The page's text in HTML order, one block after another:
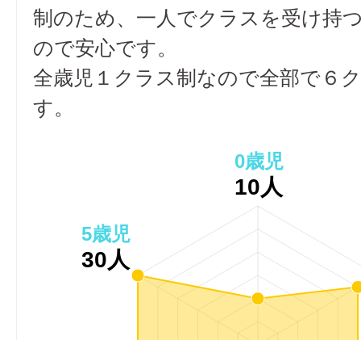
制のため、一人でクラスを受け持
ので安心です。
全歳児１クラス制なので全部で６
す。
0歳児
10人
5歳児
30人